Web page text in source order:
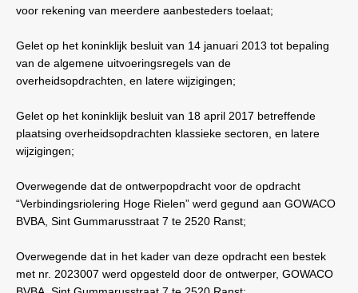
voor rekening van meerdere aanbesteders toelaat;
Gelet op het koninklijk besluit van 14 januari 2013 tot bepaling
van de algemene uitvoeringsregels van de
overheidsopdrachten, en latere wijzigingen;
Gelet op het koninklijk besluit van 18 april 2017 betreffende
plaatsing overheidsopdrachten klassieke sectoren, en latere
wijzigingen;
Overwegende dat de ontwerpopdracht voor de opdracht
“Verbindingsriolering Hoge Rielen” werd gegund aan GOWACO
BVBA, Sint Gummarusstraat 7 te 2520 Ranst;
Overwegende dat in het kader van deze opdracht een bestek
met nr. 2023007 werd opgesteld door de ontwerper, GOWACO